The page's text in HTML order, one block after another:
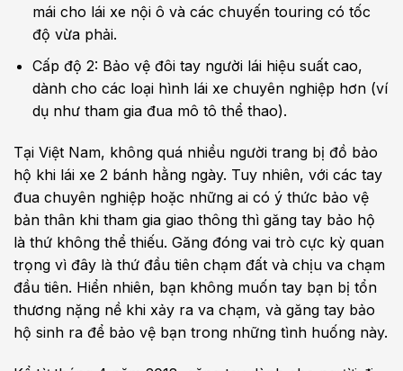
mái cho lái xe nội ô và các chuyến touring có tốc
độ vừa phải.
Cấp độ 2: Bảo vệ đôi tay người lái hiệu suất cao,
dành cho các loại hình lái xe chuyên nghiệp hơn (ví
dụ như tham gia đua mô tô thể thao).
Tại Việt Nam, không quá nhiều người trang bị đồ bảo
hộ khi lái xe 2 bánh hằng ngày. Tuy nhiên, với các tay
đua chuyên nghiệp hoặc những ai có ý thức bảo vệ
bản thân khi tham gia giao thông thì găng tay bảo hộ
là thứ không thể thiếu. Găng đóng vai trò cực kỳ quan
trọng vì đây là thứ đầu tiên chạm đất và chịu va chạm
đầu tiên. Hiển nhiên, bạn không muốn tay bạn bị tổn
thương nặng nề khi xảy ra va chạm, và găng tay bảo
hộ sinh ra để bảo vệ bạn trong những tình huống này.